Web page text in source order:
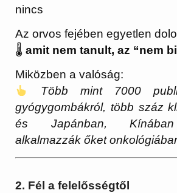
nincs
Az orvos fejében egyetlen
🌡amit nem tanult, az “nem
Miközben a valóság:
Több mint 7000
gyógygombákról, több száz
és Japánban, Kínában
alkalmazzák őket
2. Fél a felelősségtől